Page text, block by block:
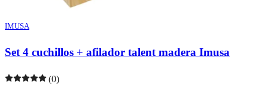
IMUSA
Set 4 cuchillos + afilador talent madera Imusa
(0)